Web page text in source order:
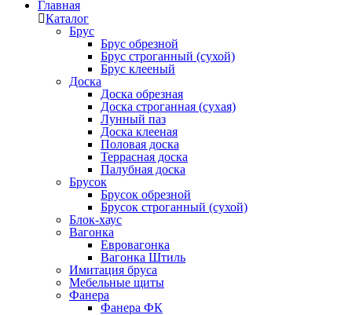
Главная
Каталог
Брус
Брус обрезной
Брус строганный (сухой)
Брус клееный
Доска
Доска обрезная
Доска строганная (сухая)
Лунный паз
Доска клееная
Половая доска
Террасная доска
Палубная доска
Брусок
Брусок обрезной
Брусок строганный (сухой)
Блок-хаус
Вагонка
Евровагонка
Вагонка Штиль
Имитация бруса
Мебельные щиты
Фанера
Фанера ФК